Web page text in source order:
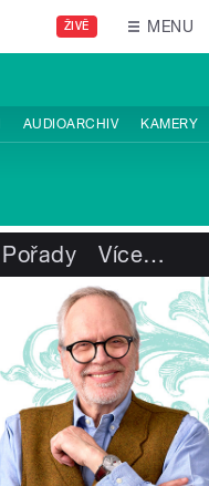
ŽIVĚ MENU
AUDIOARCHIV KAMERY
Pořady Více…